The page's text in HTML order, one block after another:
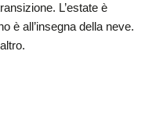
L’estate è
è all’insegna della neve.